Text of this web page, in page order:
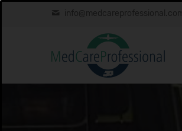
info@medcareprofessional.com